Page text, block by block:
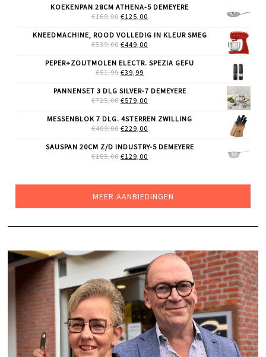
WAS:
€34,99.
IS:
€25,99.
KOEKENPAN 28CM ATHENA-5 DEMEYERE
€169,00 OORSPRONKELIJKE
WAS:
€169,00.
€125,00
IS:
KNEEDMACHINE, ROOD VOLLEDIG IN KLEUR SMEG
€539,00 OORSPRONKELIJKE
WAS:
€539,00.
€449,00
IS:
PEPER+ZOUTMOLEN ELECTR. SPEZIA GEFU
€51,99 OORSPRONKELIJKE
WAS:
€51,99.
€39,99
IS:
€39,99.
PANNENSET 3 DLG SILVER-7 DEMEYERE
€725,00 OORSPRONKELIJKE
WAS:
€725,00.
€579,00
IS:
MESSENBLOK 7 DLG. 4STERREN ZWILLING
€409,00 OORSPRONKELIJKE
WAS:
€409,00.
€229,00
IS:
SAUSPAN 20CM Z/D INDUSTRY-5 DEMEYERE
€185,00 OORSPRONKELIJKE
€129,00
MEER AANBIEDINGEN